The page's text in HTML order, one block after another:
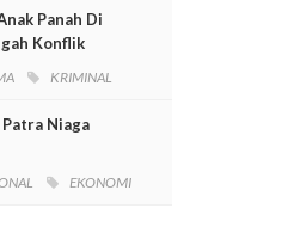
Panah Di
Konflik
KRIMINAL
Niaga
EKONOMI